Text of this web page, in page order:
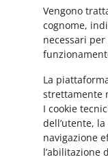
Vengono
cognome,
necessari per
La
strettamente
I cookie
dell’utente,
navigazione
l’abilitazione